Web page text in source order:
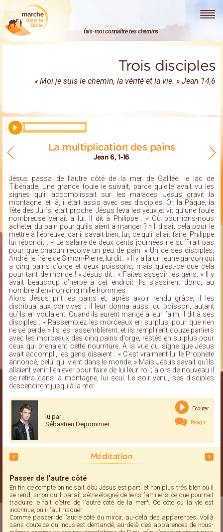
Marche dans la Bible
fais-moi connaître tes chemins
Trois disciples
« Moi je suis le chemin, la vérité et la vie. » Jean 14,6
La multiplication des pains
Jean 6, 1-16
Jésus passa de l’autre côté de la mer de Galilée, le lac de
Tibériade. Une grande foule le suivait, parce qu’elle avait vu les
signes qu’il accomplissait sur les malades. Jésus gravit la
montagne, et là, il était assis avec ses disciples. Or, la Pâque, la
fête des Juifs, était proche. Jésus leva les yeux et vit qu’une foule
nombreuse venait à lui. Il dit à Philippe : « Où pourrions-nous
acheter du pain pour qu’ils aient à manger ? » Il disait cela pour le
mettre à l’épreuve, car il savait bien, lui, ce qu’il allait faire. Philippe
lui répondit : « Le salaire de deux cents journées ne suffirait pas
pour que chacun reçoive un peu de pain. » Un de ses disciples,
André, le frère de Simon-Pierre, lui dit : « Il y a là un jeune garçon qui
a cinq pains d’orge et deux poissons, mais qu’est-ce que cela
pour tant de monde ! » Jésus dit : « Faites asseoir les gens. » Il y
avait beaucoup d’herbe à cet endroit. Ils s’assirent donc, au
nombre d’environ cinq mille hommes.
Alors Jésus prit les pains et, après avoir rendu grâce, il les
distribua aux convives ; il leur donna aussi du poisson, autant
qu’ils en voulaient. Quand ils eurent mangé à leur faim, il dit à ses
disciples : « Rassemblez les morceaux en surplus, pour que rien
ne se perde. » Ils les rassemblèrent, et ils remplirent douze paniers
avec les morceaux des cinq pains d’orge, restés en surplus pour
ceux qui prenaient cette nourriture. À la vue du signe que Jésus
avait accompli, les gens disaient : « C’est vraiment lui le Prophète
annoncé, celui qui vient dans le monde. » Mais Jésus savait qu’ils
allaient venir l’enlever pour faire de lui leur roi ; alors de nouveau il
se retira dans la montagne, lui seul. Le soir venu, ses disciples
descendirent jusqu’à la mer.
lu par
Sébastien Depommier
Ecouter
Réagir
Méditation
Passer de l’autre côté
En fin de compte on ne sait d’où Jésus est parti et non plus très bien où il
se rend, sinon qu’il paraît s’être éloigné de liens familiers, ce que pourrait
traduire le fait d’être de l’autre côté de la mer*. Ce côté où la vie est
inconnue, où il faut risquer.
Comme passer de l’autre côté du miroir, au-delà des apparences. Voilà
sans doute ce qui nous est demandé, au-delà des apparences de nous-